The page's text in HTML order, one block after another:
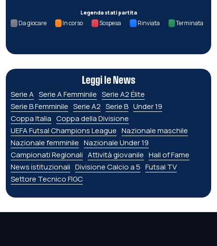
Legenda stati partita
Da giocare In corso Sospesa Rinviata Terminata
Leggi le News
Serie A Serie A Femminile Serie A2 Élite
Serie B Femminile Serie A2 Serie B Under 19
Coppa Italia Coppa della Divisione
UEFA Futsal Champions League Nazionale maschile
Nazionale femminile Nazionale Under 19
Campionati Regionali Attività giovanile Hall of Fame
News istituzionali Divisione Calcio a 5 Futsal TV
Settore Tecnico FIGC